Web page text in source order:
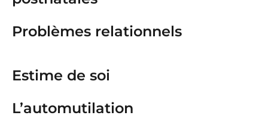
Problèmes relationnels
Estime de soi
L’automutilation